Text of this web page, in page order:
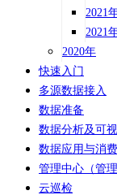
2021
2021
2020年
快速入门
多源数据接入
数据准备
数据分析及可
数据应用与消费
管理中心（管理
云巡检